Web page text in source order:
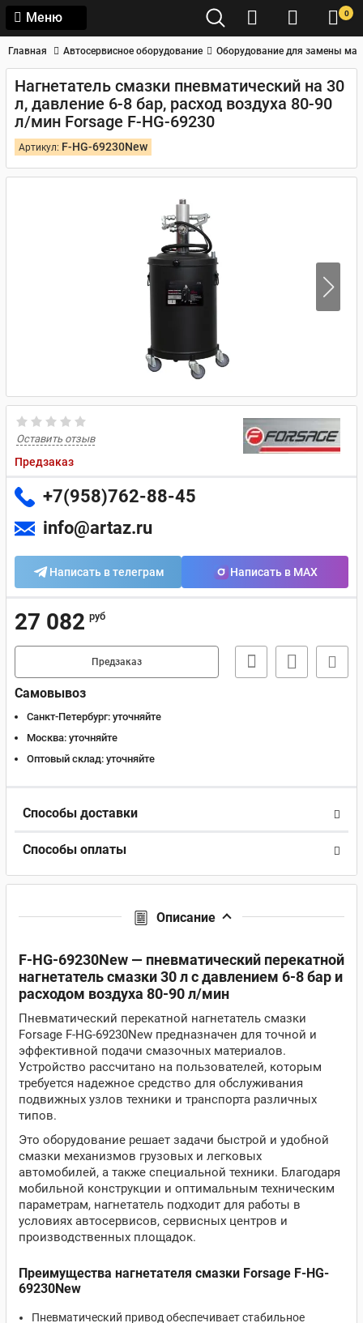
Меню 0
Главная Автосервисное оборудование Оборудование для замены
Нагнетатель смазки пневматический на 30
л, давление 6-8 бар, расход воздуха 80-90
л/мин Forsage F-HG-69230
Артикул: F-HG-69230New
Оставить отзыв
Предзаказ
+7(958)762-88-45
info@artaz.ru
Написать в телеграм Написать в MAX
27 082 руб
Предзаказ
Самовывоз
Санкт-Петербург: уточняйте
Москва: уточняйте
Оптовый склад: уточняйте
Способы доставки
Способы оплаты
Описание
F-HG-69230New — пневматический перекатной
нагнетатель смазки 30 л с давлением 6-8 бар и
расходом воздуха 80-90 л/мин
Пневматический перекатной нагнетатель смазки
Forsage F-HG-69230New предназначен для точной и
эффективной подачи смазочных материалов.
Устройство рассчитано на пользователей, которым
требуется надежное средство для обслуживания
подвижных узлов техники и транспорта различных
типов.
Это оборудование решает задачи быстрой и удобной
смазки механизмов грузовых и легковых
автомобилей, а также специальной техники. Благодаря
мобильной конструкции и оптимальным техническим
параметрам, нагнетатель подходит для работы в
условиях автосервисов, сервисных центров и
производственных площадок.
Преимущества нагнетателя смазки Forsage F-HG-
69230New
Пневматический привод обеспечивает стабильное